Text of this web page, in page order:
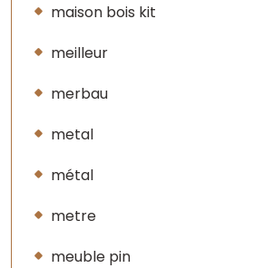
maison bois kit
meilleur
merbau
metal
métal
metre
meuble pin